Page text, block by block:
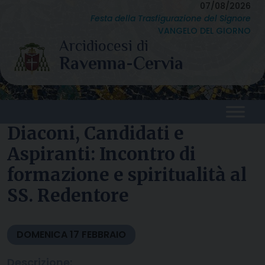
content
07/08/2026
Festa della Trasfigurazione del Signore
VANGELO DEL GIORNO
Diaconi, Candidati e
Aspiranti: Incontro di
formazione e spiritualità al
SS. Redentore
DOMENICA 17 FEBBRAIO